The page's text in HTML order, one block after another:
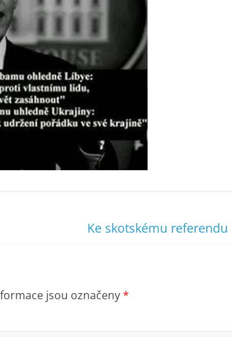
Ke skotskému referendu
jsou označeny*